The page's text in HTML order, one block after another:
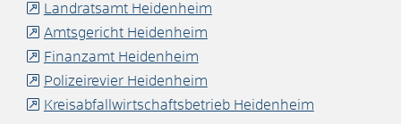
Landratsamt Heidenheim
Amtsgericht Heidenheim
Finanzamt Heidenheim
Polizeirevier Heidenheim
Kreisabfallwirtschaftsbetrieb Heidenheim